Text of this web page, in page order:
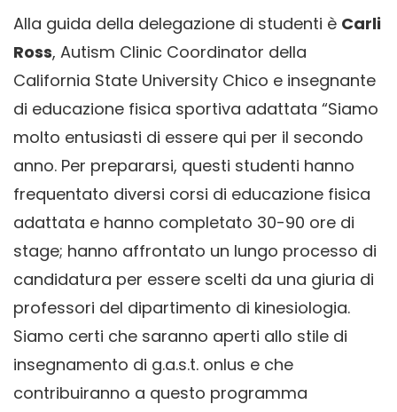
Alla guida della delegazione di studenti è Carli
Ross, Autism Clinic Coordinator della
California State University Chico e insegnante
di educazione fisica sportiva adattata “Siamo
molto entusiasti di essere qui per il secondo
anno. Per prepararsi, questi studenti hanno
frequentato diversi corsi di educazione fisica
adattata e hanno completato 30-90 ore di
stage; hanno affrontato un lungo processo di
candidatura per essere scelti da una giuria di
professori del dipartimento di kinesiologia.
Siamo certi che saranno aperti allo stile di
insegnamento di g.a.s.t. onlus e che
contribuiranno a questo programma